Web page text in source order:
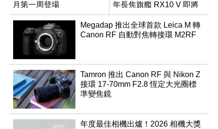
月第一周登場
年長焦旗艦 RX10 V 即將
登場
Megadap 推出全球首款 Leica M 轉
Canon RF 自動對焦轉接環 M2RF
Tamron 推出 Canon RF 與 Nikon Z
接環 17-70mm F2.8 恆定大光圈標
準變焦鏡
年度最佳相機出爐！2026 相機大獎